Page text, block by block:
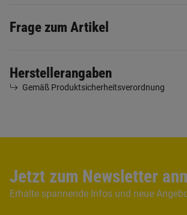
Frage zum Artikel
Herstellerangaben
Gemäß Produktsicherheitsverordnung
Jetzt zum Newsletter
Erhalte spannende Infos und neue